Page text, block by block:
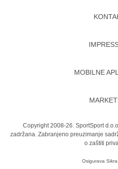
MOBILNE
Copyright 2008-26. SportSport
zadržana. Zabranjeno preuzimanje
o zaštiti
Osigurava